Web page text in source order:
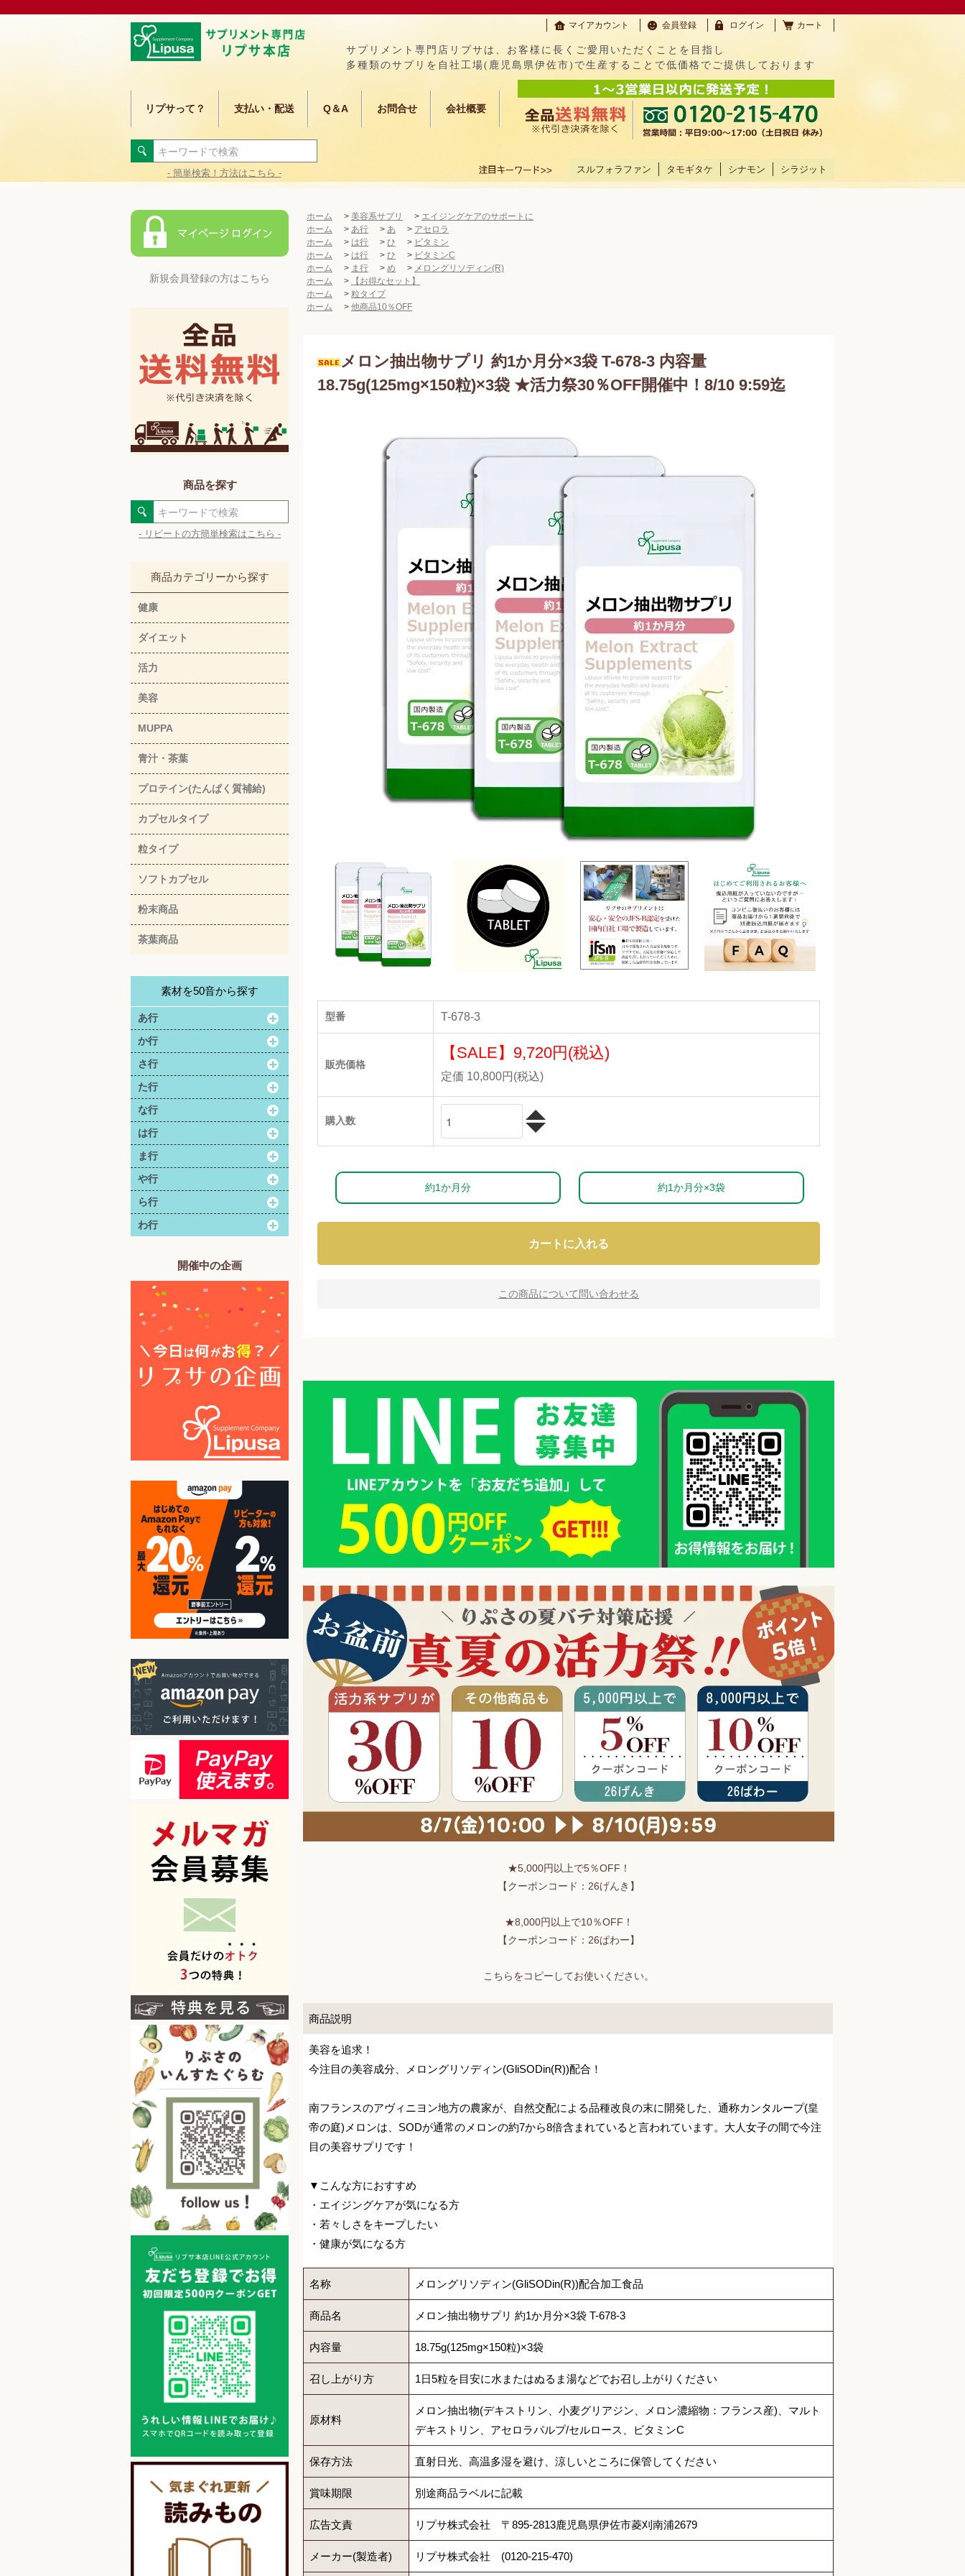
マイアカウント 会員登録 ログイン カート
サプリメント専門店リプサは、お客様に長くご愛用いただくことを目指し
多種類のサプリを自社工場(鹿児島県伊佐市)で生産することで低価格でご提供しております
リプサって？ 支払い・配送 Q＆A お問合せ 会社概要
- 簡単検索！方法はこちら - スルフォラファン タモギタケ シナモン シラジット
新規会員登録の方はこちら
商品を探す
- リピートの方簡単検索はこちら -
商品カテゴリーから探す
健康
ダイエット
活力
美容
MUPPA
青汁・茶葉
プロテイン(たんぱく質補給)
カプセルタイプ
粒タイプ
ソフトカプセル
粉末商品
茶葉商品
素材を50音から探す
あ行
か行
さ行
た行
な行
は行
ま行
や行
ら行
わ行
開催中の企画
ホーム > 美容系サプリ > エイジングケアのサポートに
ホーム
> あ行 > あ > アセロラ
ホーム
> は行 > ひ > ビタミン
ホーム
> は行 > ひ > ビタミンC
ホーム
> ま行 > め > メロングリソディン(R)
ホーム
>
【お得なセット】
ホーム
> 粒タイプ
ホーム
> 他商品10％OFF
メロン抽出物サプリ 約1か月分×3袋 T-678-3 内容量
18.75g(125mg×150粒)×3袋 ★活力祭30％OFF開催中！8/10 9:59迄
型番 T-678-3
販売価格
【SALE】 9,720円(税込)
定価 10,800円(税込)
購入数
約1か月分 約1か月分×3袋
カートに入れる
この商品について問い合わせる
★5,000円以上で5％OFF！
【クーポンコード：26げんき】
★8,000円以上で10％OFF！
【クーポンコード：26ぱわー】
こちらをコピーしてお使いください。
商品説明
美容を追求！
今注目の美容成分、メロングリソディン(GliSODin(R))配合！
南フランスのアヴィニヨン地方の農家が、自然交配による品種改良の末に開発した、通称カンタループ(皇
帝の庭)メロンは、SODが通常のメロンの約7から8倍含まれていると言われています。大人女子の間で今注
目の美容サプリです！
▼こんな方におすすめ
・エイジングケアが気になる方
・若々しさをキープしたい
・健康が気になる方
名称 メロングリソディン(GliSODin(R))配合加工食品
商品名 メロン抽出物サプリ 約1か月分×3袋 T-678-3
内容量 18.75g(125mg×150粒)×3袋
召し上がり方 1日5粒を目安に水またはぬるま湯などでお召し上がりください
原材料
メロン抽出物(デキストリン、小麦グリアジン、メロン濃縮物：フランス産)、マルト
デキストリン、アセロラパルプ/セルロース、ビタミンC
保存方法 直射日光、高温多湿を避け、涼しいところに保管してください
賞味期限 別途商品ラベルに記載
広告文責 リプサ株式会社 〒895-2813鹿児島県伊佐市菱刈南浦2679
メーカー(製造者) リプサ株式会社 (0120-215-470)